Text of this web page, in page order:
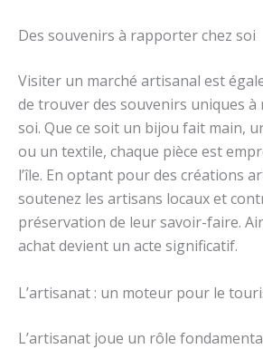
Des souvenirs à rapporter chez soi
Visiter un marché artisanal est
de trouver des souvenirs uniques
soi. Que ce soit un bijou fait main,
ou un textile, chaque pièce est
l’île. En optant pour des créations
soutenez les artisans locaux et
préservation de leur savoir-faire.
achat devient un acte significatif.
L’artisanat : un moteur pour le
L’artisanat joue un rôle